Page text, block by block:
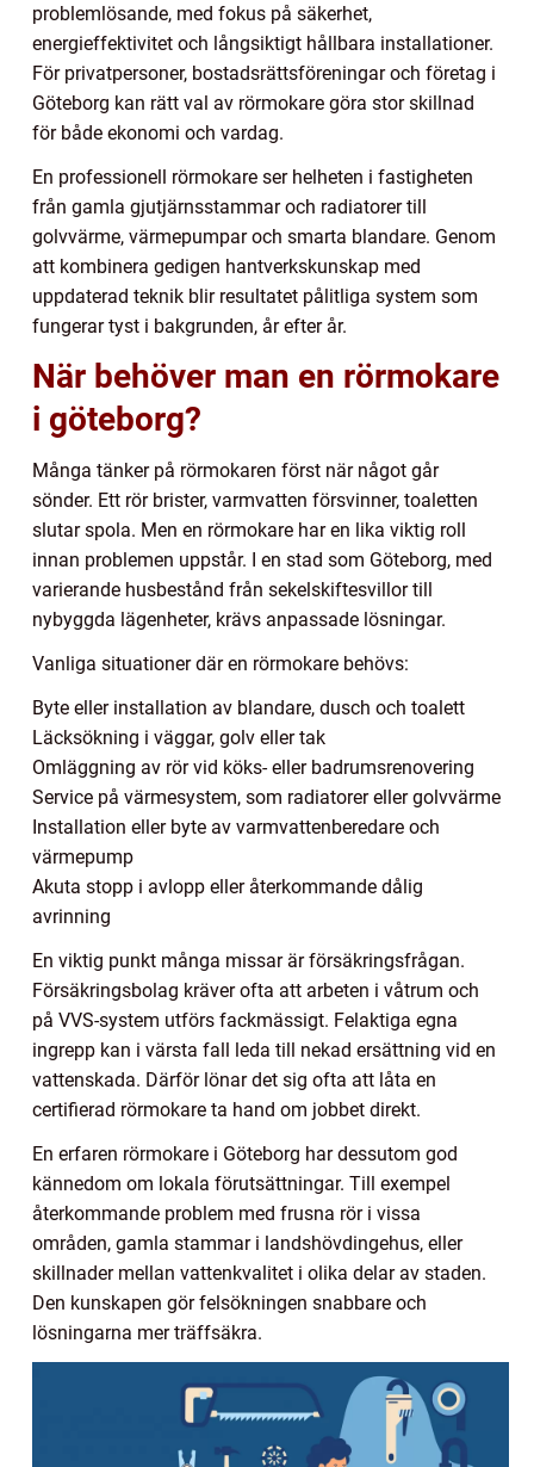
problemlösande, med fokus på säkerhet,
energieffektivitet och långsiktigt hållbara installationer.
För privatpersoner, bostadsrättsföreningar och företag i
Göteborg kan rätt val av rörmokare göra stor skillnad
för både ekonomi och vardag.
En professionell rörmokare ser helheten i fastigheten
från gamla gjutjärnsstammar och radiatorer till
golvvärme, värmepumpar och smarta blandare. Genom
att kombinera gedigen hantverkskunskap med
uppdaterad teknik blir resultatet pålitliga system som
fungerar tyst i bakgrunden, år efter år.
När behöver man en rörmokare
i göteborg?
Många tänker på rörmokaren först när något går
sönder. Ett rör brister, varmvatten försvinner, toaletten
slutar spola. Men en rörmokare har en lika viktig roll
innan problemen uppstår. I en stad som Göteborg, med
varierande husbestånd från sekelskiftesvillor till
nybyggda lägenheter, krävs anpassade lösningar.
Vanliga situationer där en rörmokare behövs:
Byte eller installation av blandare, dusch och toalett
Läcksökning i väggar, golv eller tak
Omläggning av rör vid köks- eller badrumsrenovering
Service på värmesystem, som radiatorer eller golvvärme
Installation eller byte av varmvattenberedare och
värmepump
Akuta stopp i avlopp eller återkommande dålig
avrinning
En viktig punkt många missar är försäkringsfrågan.
Försäkringsbolag kräver ofta att arbeten i våtrum och
på VVS-system utförs fackmässigt. Felaktiga egna
ingrepp kan i värsta fall leda till nekad ersättning vid en
vattenskada. Därför lönar det sig ofta att låta en
certifierad rörmokare ta hand om jobbet direkt.
En erfaren rörmokare i Göteborg har dessutom god
kännedom om lokala förutsättningar. Till exempel
återkommande problem med frusna rör i vissa
områden, gamla stammar i landshövdingehus, eller
skillnader mellan vattenkvalitet i olika delar av staden.
Den kunskapen gör felsökningen snabbare och
lösningarna mer träffsäkra.